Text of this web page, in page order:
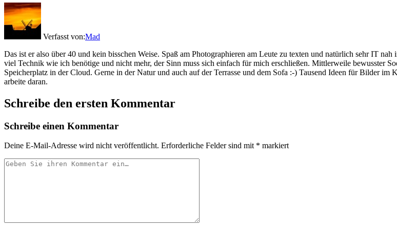
Verfasst von:Mad
Das ist er also über 40 und kein bisschen Weise. Spaß am Photographieren am Leute zu texten und natürlich sehr IT
viel Technik wie ich benötige und nicht mehr, der Sinn muss sich einfach für mich erschließen. Mittlerweile bewusster
Speicherplatz in der Cloud. Gerne in der Natur und auch auf der Terrasse und dem Sofa :-) Tausend Ideen für Bilder
arbeite daran.
Schreibe den ersten Kommentar
Schreibe einen Kommentar
Deine E-Mail-Adresse wird nicht veröffentlicht. Erforderliche Felder sind mit * markiert
Ihr